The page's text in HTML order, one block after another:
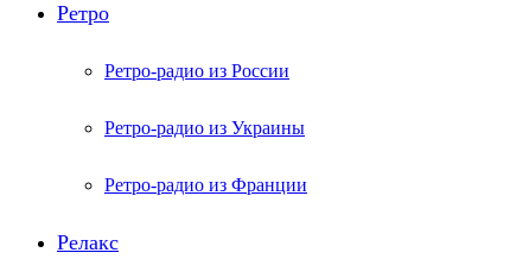
Ретро
Ретро-радио из России
Ретро-радио из Украины
Ретро-радио из Франции
Релакс